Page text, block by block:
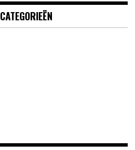
CATEGORIEËN